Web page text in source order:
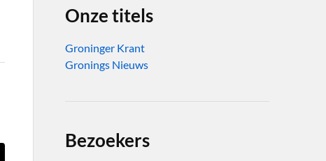
Onze titels
Groninger Krant
Gronings Nieuws
Bezoekers